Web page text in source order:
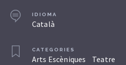
IDIOMA
Català
CATEGORIES
Arts Escèniques Teatre